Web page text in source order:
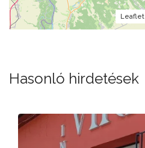
Leaflet
Hasonló hirdetések